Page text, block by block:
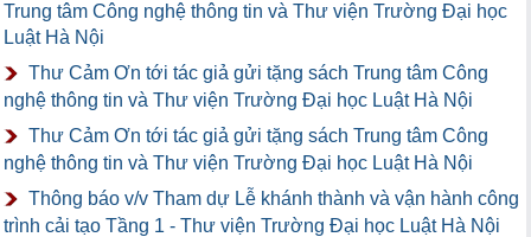
Trung tâm Công nghệ thông tin và Thư viện Trường Đại học
Luật Hà Nội
Thư Cảm Ơn tới tác giả gửi tặng sách Trung tâm Công
nghệ thông tin và Thư viện Trường Đại học Luật Hà Nội
Thư Cảm Ơn tới tác giả gửi tặng sách Trung tâm Công
nghệ thông tin và Thư viện Trường Đại học Luật Hà Nội
Thông báo v/v Tham dự Lễ khánh thành và vận hành công
trình cải tạo Tầng 1 - Thư viện Trường Đại học Luật Hà Nội